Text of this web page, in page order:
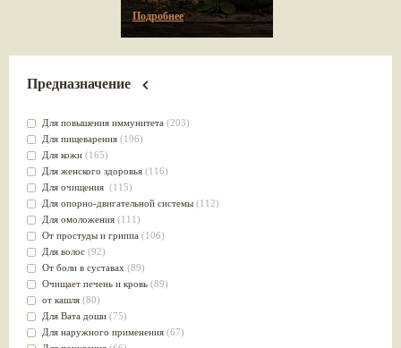
Подробнее
Предназначение
Для повышения иммунитета (203)
Для пищеварения (196)
Для кожи (165)
Для женского здоровья (116)
Для очищения (115)
Для опорно-двигательной системы (112)
Для омоложения (111)
От простуды и гриппа (106)
Для волос (92)
От боли в суставах (89)
Очищает печень и кровь (89)
от кашля (80)
Для Вата доши (75)
Для наружного применения (67)